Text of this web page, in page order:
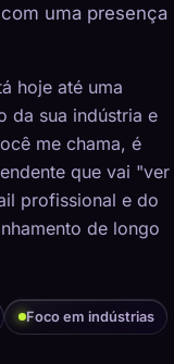
uma presença
hoje até uma
da sua indústria e
me chama, é
que vai "ver
profissional e do
de longo
Foco em indústrias